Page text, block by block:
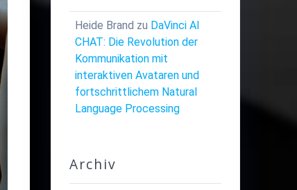
Heide Brand zu DaVinci AI
CHAT: Die Revolution der
Kommunikation mit
interaktiven Avataren und
fortschrittlichem Natural
Language Processing
Archiv